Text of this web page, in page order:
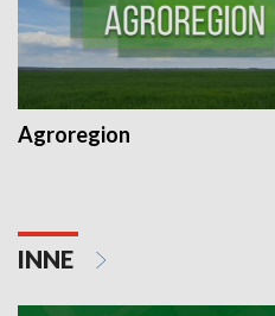
Agroregion
INNE